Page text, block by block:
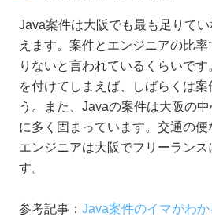
Java案件は大阪でも最も足りて
えます。案件とエンジニアの比
りないと言われているくらいで
を付けてしまえば、しばらくは案
う。また、Javaの案件は大阪の
に多く固まっています。交通の
エンジニアは大阪でフリーランス
す。
参考記事： Java案件のイマがわ